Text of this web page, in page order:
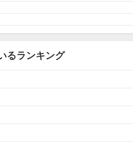
るランキング